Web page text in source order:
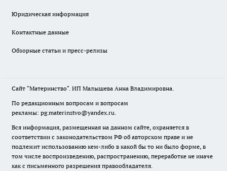
Юридическая информация
Контактные данные
Обзорные статьи и пресс-релизы
Сайт "Материнство". ИП Малышева Анна Владимировна.
По редакционным вопросам и вопросам
рекламы: pg.materinstvo@yandex.ru.
Вся информация, размещенная на данном сайте, охраняется в
соответствии с законодательством РФ об авторском праве и не
подлежит использованию кем-либо в какой бы то ни было форме, в
том числе воспроизведению, распространению, переработке не иначе
как с письменного разрешения правообладателя.